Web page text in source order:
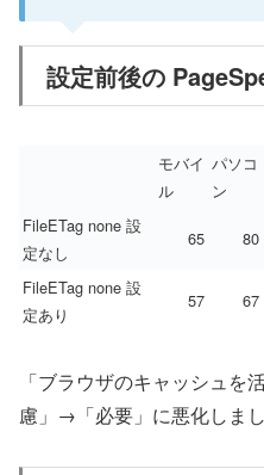
設定前後の
モバイ
ル
パソコ
ン
FileETag none 設
定なし
65 80
FileETag none 設
定あり
57 67
「ブラウザのキャッシュを
慮」→「必要」に悪化しまし